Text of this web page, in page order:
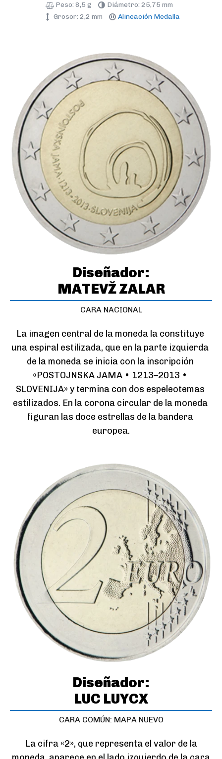
Peso: 8,5 g
Diámetro: 25,75 mm
Grosor: 2,2 mm
Alineación Medalla
Diseñador:
MATEVŽ ZALAR
CARA NACIONAL
La imagen central de la moneda la constituye
una espiral estilizada, que en la parte izquierda
de la moneda se inicia con la inscripción
«POSTOJNSKA JAMA • 1213–2013 •
SLOVENIJA» y termina con dos espeleotemas
estilizados. En la corona circular de la moneda
figuran las doce estrellas de la bandera
europea.
Diseñador:
LUC LUYCX
CARA COMÚN: MAPA NUEVO
La cifra «2», que representa el valor de la